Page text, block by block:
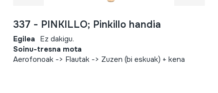
337 - PINKILLO; Pinkillo handia
Egilea Ez dakigu.
Soinu-tresna mota
Aerofonoak -> Flautak -> Zuzen (bi eskuak) + kena